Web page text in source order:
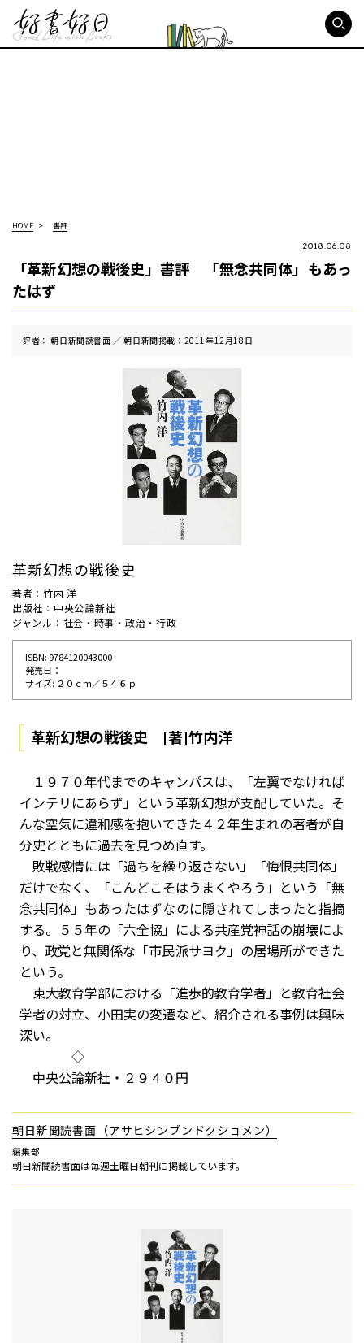
HOME 書評
2018.06.08
「革新幻想の戦後史」書評 「無念共同体」もあっ
たはず
評者： 朝日新聞読書面 ／ 朝⽇新聞掲載：2011年12月18日
革新幻想の戦後史
著者：竹内 洋
出版社：中央公論新社
ジャンル：社会・時事・政治・行政
ISBN: 9784120043000
発売⽇：
サイズ: ２０ｃｍ／５４６ｐ
革新幻想の戦後史 [著]竹内洋
１９７０年代までのキャンパスは、「左翼でなければ
インテリにあらず」という革新幻想が支配していた。そ
んな空気に違和感を抱いてきた４２年生まれの著者が自
分史とともに過去を見つめ直す。
敗戦感情には「過ちを繰り返さない」「悔恨共同体」
だけでなく、「こんどこそはうまくやろう」という「無
念共同体」もあったはずなのに隠されてしまったと指摘
する。５５年の「六全協」による共産党神話の崩壊によ
り、政党と無関係な「市民派サヨク」の居場所ができた
という。
東大教育学部における「進歩的教育学者」と教育社会
学者の対立、小田実の変遷など、紹介される事例は興味
深い。
◇
中央公論新社・２９４０円
朝日新聞読書面（アサヒシンブンドクショメン）
編集部
朝日新聞読書面は毎週土曜日朝刊に掲載しています。